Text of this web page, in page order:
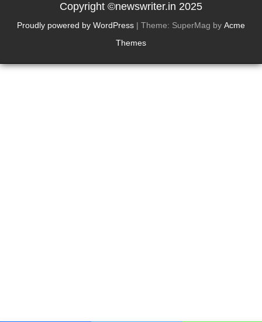
Copyright ©newswriter.in 2025
Proudly powered by WordPress | Theme: SuperMag by Acme
Themes